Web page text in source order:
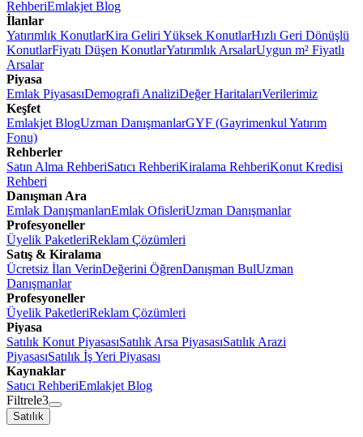
RehberiEmlakjet Blog
İlanlar
Yatırımlık KonutlarKira Geliri Yüksek KonutlarHızlı Geri Dönüşlü
KonutlarFiyatı Düşen KonutlarYatırımlık ArsalarUygun m² Fiyatlı
Arsalar
Piyasa
Emlak PiyasasıDemografi AnaliziDeğer HaritalarıVerilerimiz
Keşfet
Emlakjet BlogUzman DanışmanlarGYF (Gayrimenkul Yatırım
Fonu)
Rehberler
Satın Alma RehberiSatıcı RehberiKiralama RehberiKonut Kredisi
Rehberi
Danışman Ara
Emlak DanışmanlarıEmlak OfisleriUzman Danışmanlar
Profesyoneller
Üyelik PaketleriReklam Çözümleri
Satış & Kiralama
Ücretsiz İlan VerinDeğerini ÖğrenDanışman BulUzman
Danışmanlar
Profesyoneller
Üyelik PaketleriReklam Çözümleri
Piyasa
Satılık Konut PiyasasıSatılık Arsa PiyasasıSatılık Arazi
PiyasasıSatılık İş Yeri Piyasası
Kaynaklar
Satıcı RehberiEmlakjet Blog
Filtrele3
Satılık